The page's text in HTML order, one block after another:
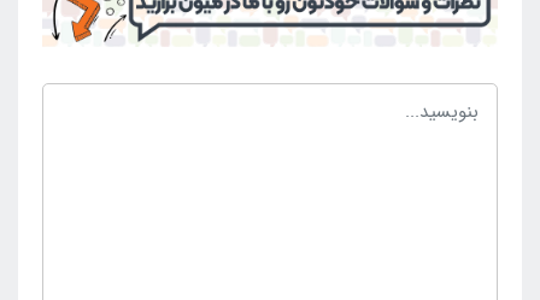
شناور بادی مد نظر در بسته بندی کوچک جای می گیرد و
فضای کمی را اشغال می کند و می تواند در صورت نیاز به
راحتی توسط یک پمپ باد ساده و دستی راه اندازی شود.
این محصول دارای رنگبندی زیبا نیزمی باشد و مناسب